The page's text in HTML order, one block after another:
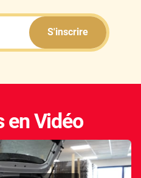
S'inscrire
en Vidéo